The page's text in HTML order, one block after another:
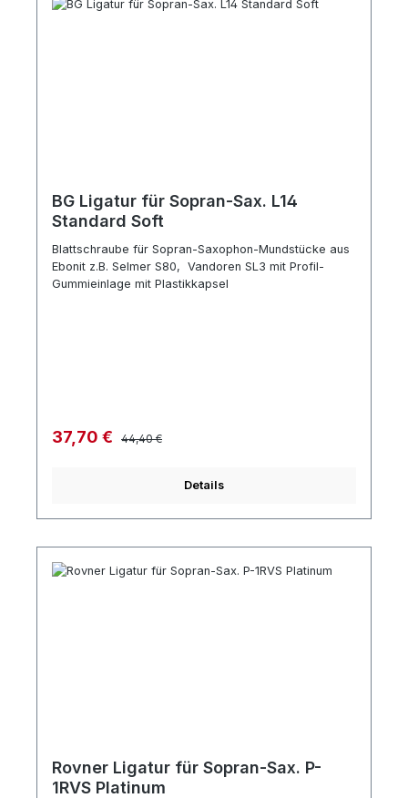
BG Ligatur für Sopran-Sax. L14
Standard Soft
Blattschraube für Sopran-Saxophon-Mundstücke aus
Ebonit z.B. Selmer S80, Vandoren SL3 mit Profil-
Verkaufspreis:
37,70 € Regulärer Preis:
44,40 €
Details
Rovner Ligatur für Sopran-Sax. P-
1RVS Platinum